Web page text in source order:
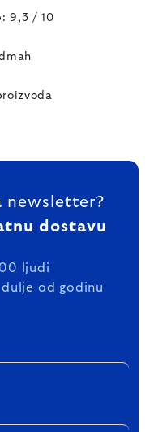
9,3 / 10
newsletter?
dostavu
ljudi
od godinu